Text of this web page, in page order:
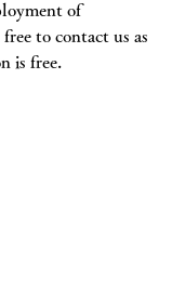
of
to contact us as
is free.